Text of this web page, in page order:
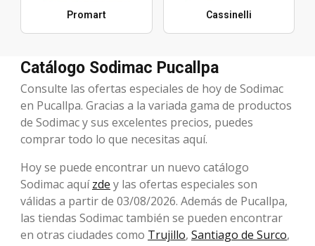
Promart Cassinelli
Catálogo Sodimac Pucallpa
Consulte las ofertas especiales de hoy de Sodimac
en Pucallpa. Gracias a la variada gama de productos
de Sodimac y sus excelentes precios, puedes
comprar todo lo que necesitas aquí.
Hoy se puede encontrar un nuevo catálogo
Sodimac aquízde y las ofertas especiales son
válidas a partir de 03/08/2026. Además de Pucallpa,
las tiendas Sodimac también se pueden encontrar
en otras ciudades como Trujillo, Santiago de Surco,